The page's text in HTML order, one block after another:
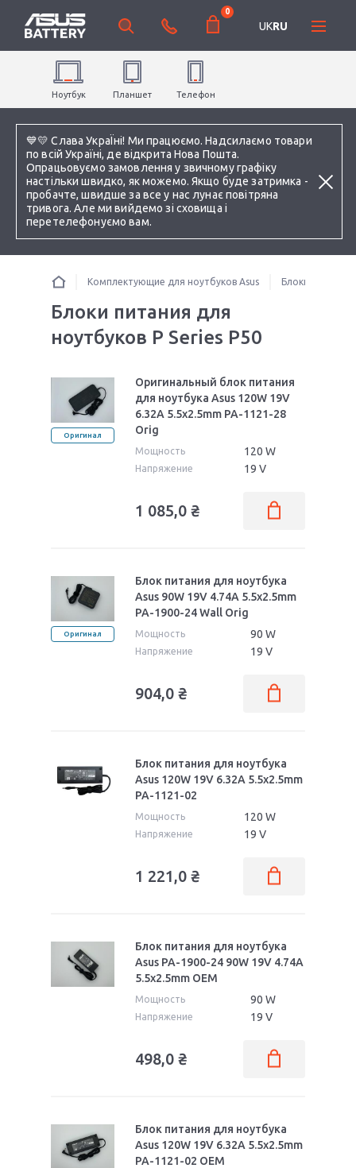
💙💛 Слава УкраЇні! Ми працюємо. Надсилаємо товари
по всій Україні, де відкрита Нова Пошта.
Опрацьовуємо замовлення у звичному графіку
настільки швидко, як можемо. Якщо буде затримка -
пробачте, швидше за все у нас лунає повітряна
тривога. Але ми вийдемо зі сховища і
перетелефонуємо вам.
0
UKRU
Ноутбук Планшет Телефон
Комплектующие для ноутбуков Asus Блоки питания
Блоки питания для
ноутбуков P Series P50
Оригинал
Оригинальный блок питания
для ноутбука Asus 120W 19V
6.32A 5.5x2.5mm PA-1121-28
Orig
Мощность 120 W
Напряжение 19 V
1 085,0 ₴
Оригинал
Блок питания для ноутбука
Asus 90W 19V 4.74A 5.5x2.5mm
PA-1900-24 Wall Orig
Мощность 90 W
Напряжение 19 V
904,0 ₴
Блок питания для ноутбука
Asus 120W 19V 6.32A 5.5x2.5mm
PA-1121-02
Мощность 120 W
Напряжение 19 V
1 221,0 ₴
Блок питания для ноутбука
Asus PA-1900-24 90W 19V 4.74A
5.5x2.5mm OEM
Мощность 90 W
Напряжение 19 V
498,0 ₴
Блок питания для ноутбука
Asus 120W 19V 6.32A 5.5x2.5mm
PA-1121-02 OEM